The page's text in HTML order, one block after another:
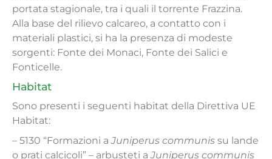
portata stagionale, tra i quali il torrente Frazzina.
Alla base del rilievo calcareo, a contatto con i
materiali plastici, si ha la presenza di modeste
sorgenti: Fonte dei Monaci, Fonte dei Salici e
Fonticelle.
Habitat
Sono presenti i seguenti habitat della Direttiva UE
Habitat:
– 5130 “Formazioni aJuniperus communis su lande
o prati calcicoli” – arbusteti aJuniperus communis